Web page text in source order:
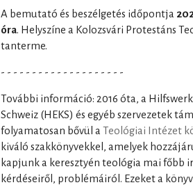
A bemutató és beszélgetés időpontja
óra. Helyszíne a Kolozsvári Protestáns
tanterme.
- - - - - - - - - - - - - - - - - - - -
További információ: 2016 óta, a
Schweiz (HEKS) és egyéb szervezetek
folyamatosan bővül a Teológiai Intézet
kiváló szakkönyvekkel, amelyek
kapjunk a keresztyén teológia mai főbb
kérdéseiről, problémáiról. Ezeket a